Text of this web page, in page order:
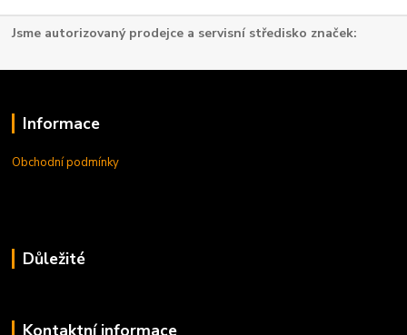
Jsme autorizovaný prodejce a servisní středisko značek:
Informace
Obchodní podmínky
Důležité
Kontaktní informace